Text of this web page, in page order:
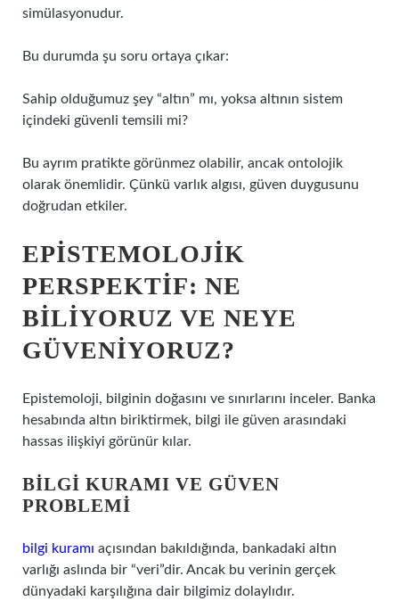
simülasyonudur.
Bu durumda şu soru ortaya çıkar:
Sahip olduğumuz şey “altın” mı, yoksa altının sistem
içindeki güvenli temsili mi?
Bu ayrım pratikte görünmez olabilir, ancak ontolojik
olarak önemlidir. Çünkü varlık algısı, güven duygusunu
doğrudan etkiler.
EPISTEMOLOJIK
PERSPEKTIF: NE
BILIYORUZ VE NEYE
GÜVENIYORUZ?
Epistemoloji, bilginin doğasını ve sınırlarını inceler. Banka
hesabında altın biriktirmek, bilgi ile güven arasındaki
hassas ilişkiyi görünür kılar.
BILGI KURAMI VE GÜVEN
PROBLEMI
bilgi kuramı açısından bakıldığında, bankadaki altın
varlığı aslında bir “veri”dir. Ancak bu verinin gerçek
dünyadaki karşılığına dair bilgimiz dolaylıdır.